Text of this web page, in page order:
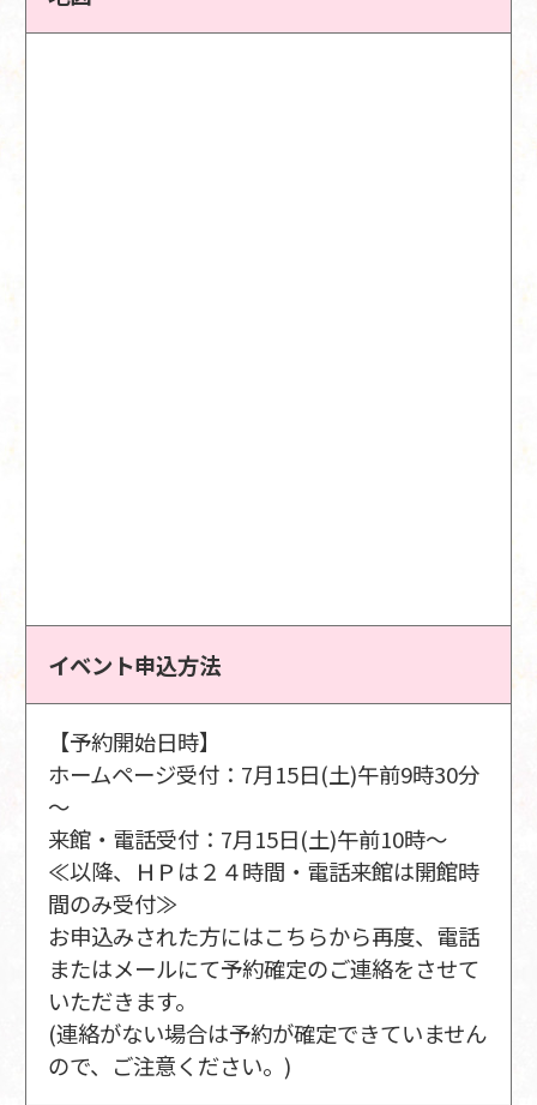
イベント申込方法
【予約開始日時】
ホームページ受付：7月15日(土)午前9時30分
～
来館・電話受付：7月15日(土)午前10時～
≪以降、ＨＰは２４時間・電話来館は開館時
間のみ受付≫
お申込みされた方にはこちらから再度、電話
またはメールにて予約確定のご連絡をさせて
いただきます。
(連絡がない場合は予約が確定できていません
ので、ご注意ください。)